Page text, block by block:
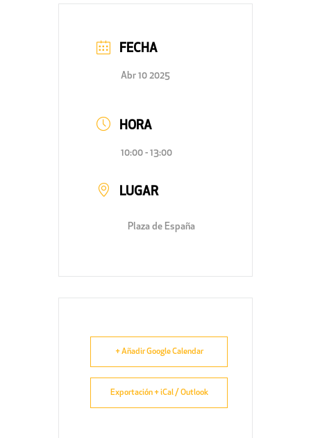
FECHA
Abr 10 2025
HORA
10:00 - 13:00
LUGAR
Plaza de España
+ Añadir Google Calendar
Exportación + iCal / Outlook